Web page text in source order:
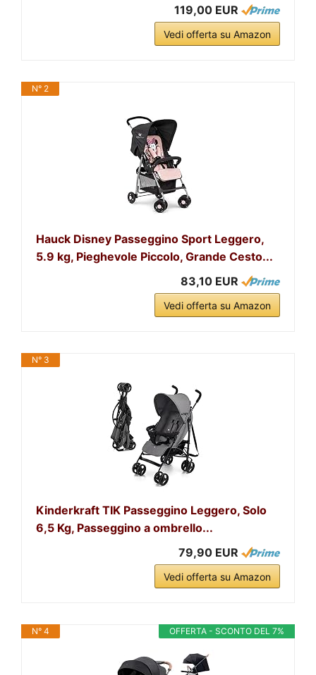
119,00 EUR
Vedi offerta su Amazon
N° 2
Hauck Disney Passeggino Sport Leggero,
5.9 kg, Pieghevole Piccolo, Grande Cesto...
83,10 EUR
Vedi offerta su Amazon
N° 3
Kinderkraft TIK Passeggino Leggero, Solo
6,5 Kg, Passeggino a ombrello...
79,90 EUR
Vedi offerta su Amazon
OFFERTA - SCONTO DEL 7%
N° 4